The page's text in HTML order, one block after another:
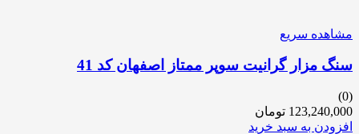
مشاهده سریع
سنگ مزار گرانیت سوپر ممتاز اصفهان کد 41
(0)
123,240,000 تومان
افزودن به سبد خرید